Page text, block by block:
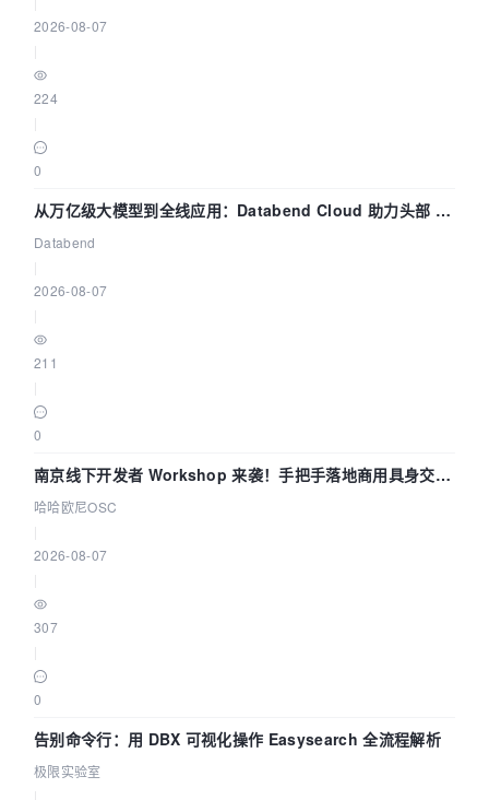
2026-08-07
224
0
从万亿级大模型到全线应用：Databend Cloud 助力头部 AI
企业构建全链路 Trace 数据管道
Databend
2026-08-07
211
0
南京线下开发者 Workshop 来袭！手把手落地商用具身交互
智能 Agent 应用
哈哈欧尼OSC
2026-08-07
307
0
告别命令行：用 DBX 可视化操作 Easysearch 全流程解析
极限实验室